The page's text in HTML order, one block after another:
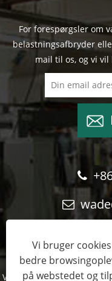
For forespørgsler om
belastningsafbryder
mail til os, og vi
Copyright © 2022
Vi bruger
bedre
på webstedet og